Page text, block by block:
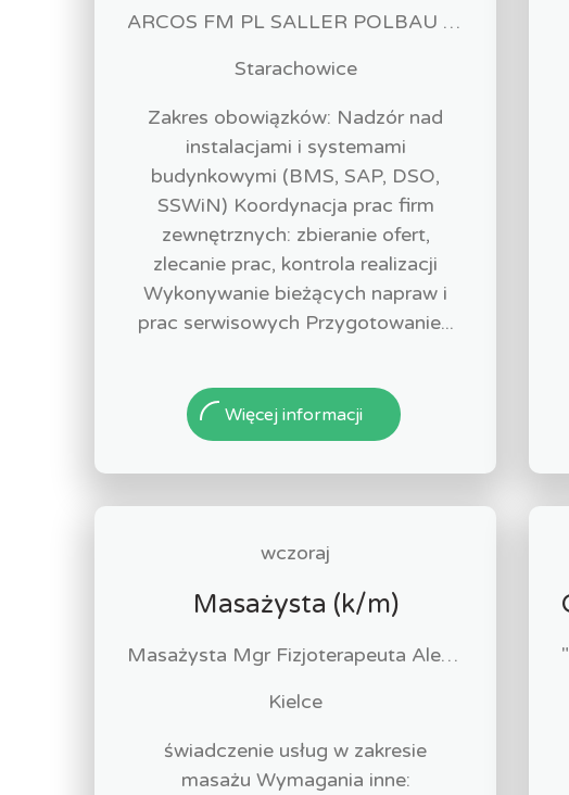
ARCOS FM PL SALLER POLBAU Sp. z o.o. Sp. K
Starachowice
Zakres obowiązków: Nadzór nad
instalacjami i systemami
budynkowymi (BMS, SAP, DSO,
SSWiN) Koordynacja prac firm
zewnętrznych: zbieranie ofert,
zlecanie prac, kontrola realizacji
Wykonywanie bieżących napraw i
prac serwisowych Przygotowanie...
Więcej informacji
wczoraj
Masażysta (k/m)
Masażysta Mgr Fizjoterapeuta Alen Hakobyan
Kielce
świadczenie usług w zakresie
masażu Wymagania inne: